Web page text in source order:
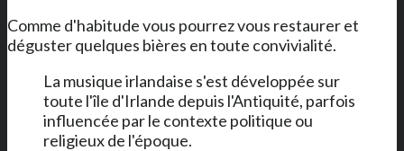
Comme d'habitude vous pourrez vous restaurer et
déguster quelques bières en toute convivialité.
La musique irlandaise s'est développée sur
toute l'île d'Irlande depuis l'Antiquité, parfois
influencée par le contexte politique ou
religieux de l'époque.